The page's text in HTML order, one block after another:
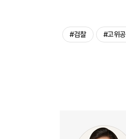
#검찰 #고위